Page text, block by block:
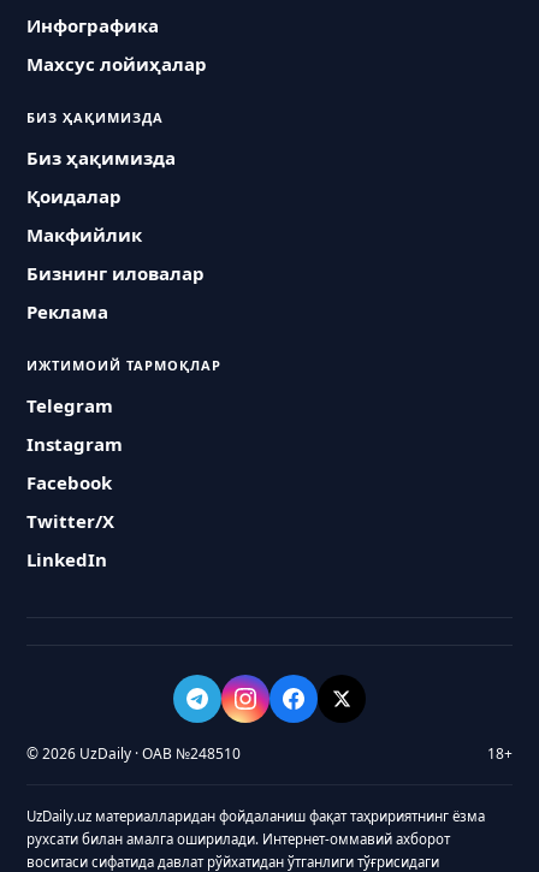
Инфографика
Махсус лойиҳалар
БИЗ ҲАҚИМИЗДА
Биз ҳақимизда
Қоидалар
Макфийлик
Бизнинг иловалар
Реклама
ИЖТИМОИЙ ТАРМОҚЛАР
Telegram
Instagram
Facebook
Twitter/X
LinkedIn
© 2026 UzDaily · ОАВ №248510 18+
UzDaily.uz материалларидан фойдаланиш фақат таҳририятнинг ёзма
рухсати билан амалга оширилади. Интернет-оммавий ахборот
воситаси сифатида давлат рўйхатидан ўтганлиги тўғрисидаги